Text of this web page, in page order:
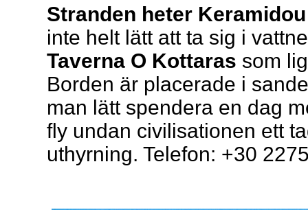
Stranden heter
inte helt lätt att ta sig i
Taverna O Kottaras som
Borden är placerade i
man lätt spendera en dag
fly undan civilisationen ett
uthyrning. Telefon: +30